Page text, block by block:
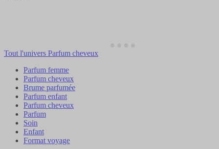
Tout l'univers Parfum cheveux
Parfum femme
Parfum cheveux
Brume parfumée
Parfum enfant
Parfum cheveux
Parfum
Soin
Enfant
Format voyage